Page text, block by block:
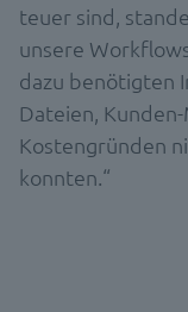
teuer sind,
unsere
dazu benötigten
Dateien,
Kostengründen
konnten.“